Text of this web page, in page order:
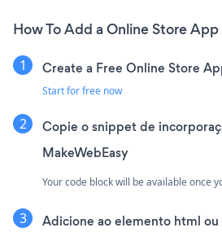
How To Add a Online Store
Create a Free Online Store
Start for free now
Copie o snippet de
MakeWebEasy
Your code block will be available once
Adicione ao elemento html